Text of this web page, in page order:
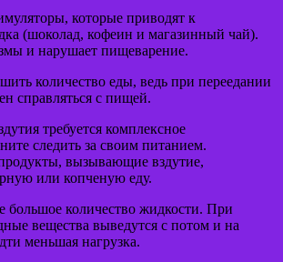
которые приводят к
(шоколад, кофеин и магазинный чай).
и нарушает пищеварение.
количество еды, ведь при переедании
справляться с пищей.
требуется комплексное
следить за своим питанием.
вызывающие вздутие,
или копченую еду.
большое количество жидкости. При
вещества выведутся с потом и на
меньшая нагрузка.